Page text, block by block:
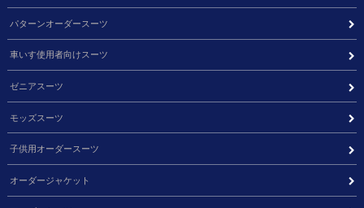
パターンオーダースーツ
車いす使用者向けスーツ
ゼニアスーツ
モッズスーツ
子供用オーダースーツ
オーダージャケット